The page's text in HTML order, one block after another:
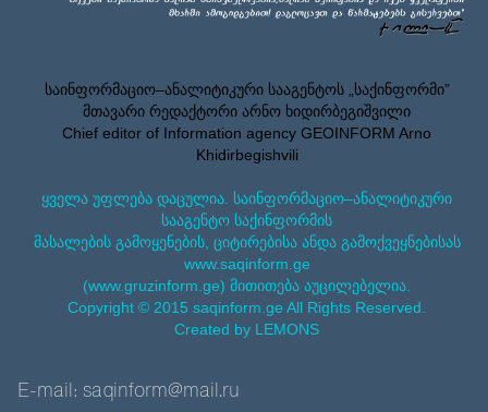
საინფორმაციო–ანალიტიკური სააგენტოს „საქინფორმი”
მთავარი რედაქტორი არნო ხიდირბეგიშვილი
Chief editor of Information agency GEOINFORM Arno
Khidirbegishvili
ყველა უფლება დაცულია. საინფორმაციო–ანალიტიკური
სააგენტო საქინფორმის
მასალების გამოყენების, ციტირებისა ანდა გამოქვეყნებისას
www.saqinform.ge
(www.gruzinform.ge) მითითება აუცილებელია.
Copyright © 2015 saqinform.ge All Rights Reserved.
Created by LEMONS
E-mail: saqinform@mail.ru